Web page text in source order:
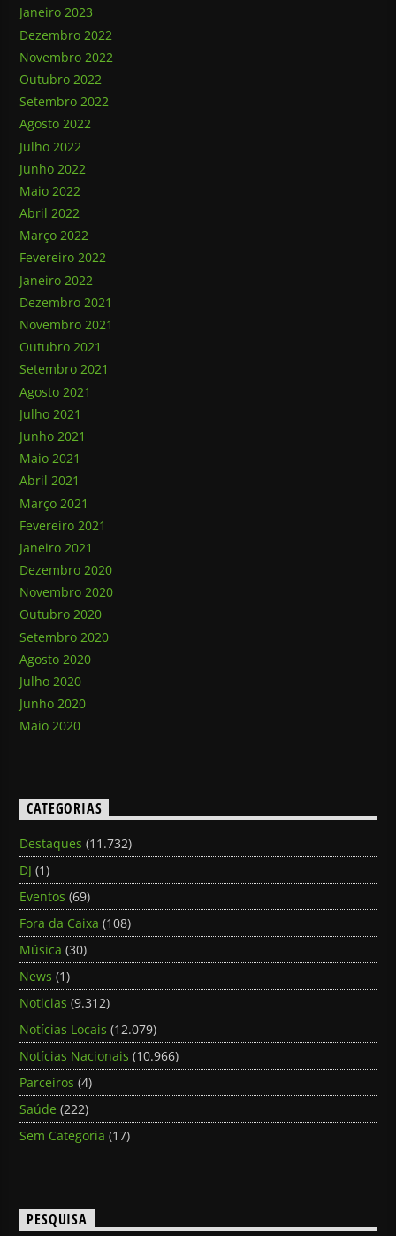
Janeiro 2023
Dezembro 2022
Novembro 2022
Outubro 2022
Setembro 2022
Agosto 2022
Julho 2022
Junho 2022
Maio 2022
Abril 2022
Março 2022
Fevereiro 2022
Janeiro 2022
Dezembro 2021
Novembro 2021
Outubro 2021
Setembro 2021
Agosto 2021
Julho 2021
Junho 2021
Maio 2021
Abril 2021
Março 2021
Fevereiro 2021
Janeiro 2021
Dezembro 2020
Novembro 2020
Outubro 2020
Setembro 2020
Agosto 2020
Julho 2020
Junho 2020
Maio 2020
CATEGORIAS
Destaques (11.732)
DJ (1)
Eventos (69)
Fora da Caixa (108)
Música (30)
News (1)
Noticias (9.312)
Notícias Locais (12.079)
Notícias Nacionais (10.966)
Parceiros (4)
Saúde (222)
Sem Categoria (17)
PESQUISA